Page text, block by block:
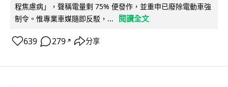
程焦慮病」，聲稱電量剩 75% 便發作，並重申已廢除電動車強
制令。惟專業車媒隨即反駁，...
閱讀全文
639 279 ↗ 分享